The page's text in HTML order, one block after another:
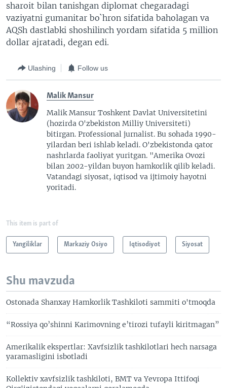
sharoit bilan tanishgan diplomat chegaradagi
vaziyatni gumanitar bo`hron sifatida baholagan va
AQSh dastlabki shoshilinch yordam sifatida 5 million
dollar ajratadi, degan edi.
Ulashing Follow us
Malik Mansur
Malik Mansur Toshkent Davlat Universitetini
(hozirda O'zbekiston Milliy Universiteti)
bitirgan. Professional jurnalist. Bu sohada 1990-
yilardan beri ishlab keladi. O'zbekistonda qator
nashrlarda faoliyat yuritgan. "Amerika Ovozi
bilan 2002-yildan buyon hamkorlik qilib keladi.
Vatandagi siyosat, iqtisod va ijtimoiy hayotni
yoritadi.
This item is part of
Yangiliklar Markaziy Osiyo Iqtisodiyot Siyosat
Shu mavzuda
Ostonada Shanxay Hamkorlik Tashkiloti sammiti o'tmoqda
“Rossiya qo’shinni Karimovning e’tirozi tufayli kiritmagan”
Amerikalik ekspertlar: Xavfsizlik tashkilotlari hech narsaga
yaramasligini isbotladi
Kollektiv xavfsizlik tashkiloti, BMT va Yevropa Ittifoqi